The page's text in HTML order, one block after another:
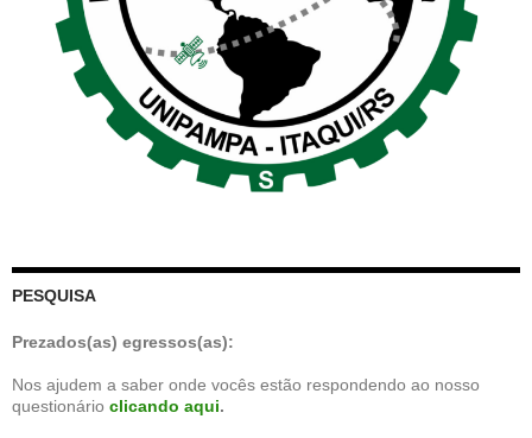
PESQUISA
Prezados(as) egressos(as):
Nos ajudem a saber onde vocês estão respondendo ao nosso
questionário clicando aqui.